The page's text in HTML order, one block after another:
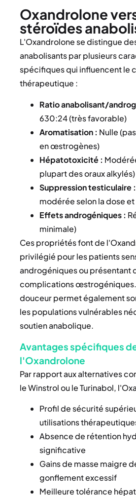
Oxandrolone
stéroïdes
L'Oxandrolone se distingue
anabolisants par plusieurs
spécifiques qui influencent le
thérapeutique :
Ratio anabolisant/
630:24 (très favorable)
Aromatisation : Nulle
en œstrogènes)
Hépatotoxicité :
plupart des oraux alkylés)
Suppression testiculaire :
modérée selon la dose et
Effets androgéniques :
minimale)
Ces propriétés font de
privilégié pour les patients
androgéniques ou présentant
complications œstrogéniques.
douceur permet également
les populations vulnérables
soutien anabolique.
Avantages spécifiques
l'Oxandrolone
Par rapport aux alternatives
le Winstrol ou le Turinabol,
Profil de sécurité
utilisations
Absence de rétention
significative
Gains de masse maigre
gonflement excessif
Meilleure tolérance